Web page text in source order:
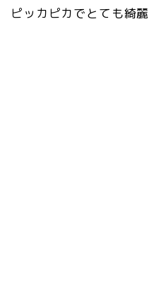
ピッカピカでとても綺麗